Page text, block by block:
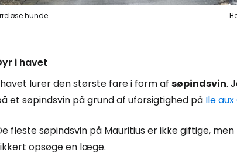
hunde
i havet
lurer den største fare i form af søpindsvin.
et søpindsvin på grund af uforsigtighed på Ile
fleste søpindsvin på Mauritius er ikke giftige,
opsøge en læge.